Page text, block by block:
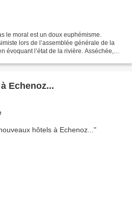
le moral est un doux euphémisme.
lors de l’assemblée générale de la
évoquant l’état de la rivière. Asséchée,
Echenoz...